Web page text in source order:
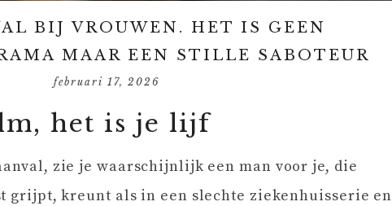
BIJ VROUWEN. HET IS GEEN
MAAR EEN STILLE SABOTEUR
februari 17, 2026
het is je lijf
zie je waarschijnlijk een man voor je, die
grijpt, kreunt als in een slechte ziekenhuisserie en